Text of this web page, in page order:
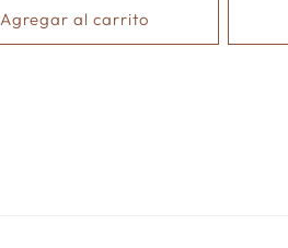
Agregar al carrito